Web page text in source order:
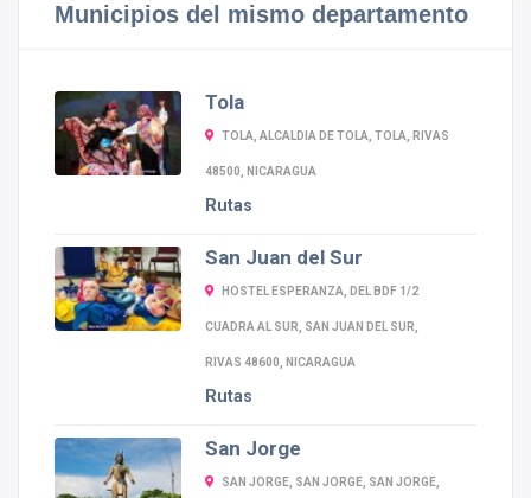
Municipios del mismo departamento
Tola
TOLA, ALCALDIA DE TOLA, TOLA, RIVAS
48500, NICARAGUA
Rutas
San Juan del Sur
HOSTEL ESPERANZA, DEL BDF 1/2
CUADRA AL SUR, SAN JUAN DEL SUR,
RIVAS 48600, NICARAGUA
Rutas
San Jorge
SAN JORGE, SAN JORGE, SAN JORGE,